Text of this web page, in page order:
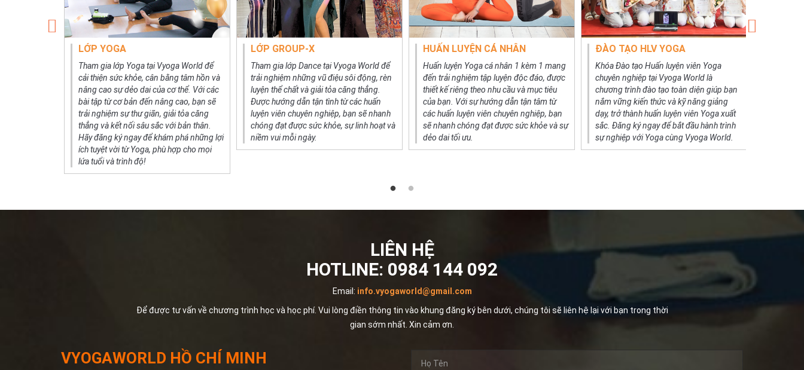
LỚP YOGA
Tham gia lớp Yoga tại Vyoga World để
cải thiện sức khỏe, cân bằng tâm hồn và
nâng cao sự dẻo dai của cơ thể. Với các
bài tập từ cơ bản đến nâng cao, bạn sẽ
trải nghiệm sự thư giãn, giải tỏa căng
thẳng và kết nối sâu sắc với bản thân.
Hãy đăng ký ngay để khám phá những lợi
ích tuyệt vời từ Yoga, phù hợp cho mọi
lứa tuổi và trình độ!
LỚP GROUP-X
Tham gia lớp Dance tại Vyoga World để
trải nghiệm những vũ điệu sôi động, rèn
luyện thể chất và giải tỏa căng thẳng.
Được hướng dẫn tận tình từ các huấn
luyện viên chuyên nghiệp, bạn sẽ nhanh
chóng đạt được sức khỏe, sự linh hoạt và
niềm vui mỗi ngày.
HUẤN LUYỆN CÁ NHÂN
Huấn luyện Yoga cá nhân 1 kèm 1 mang
đến trải nghiệm tập luyện độc đáo, được
thiết kế riêng theo nhu cầu và mục tiêu
của bạn. Với sự hướng dẫn tận tâm từ
các huấn luyện viên chuyên nghiệp, bạn
sẽ nhanh chóng đạt được sức khỏe và sự
dẻo dai tối ưu.
ĐÀO TẠO HLV YOGA
Khóa Đào tạo Huấn luyện viên Yoga
chuyên nghiệp tại Vyoga World là
chương trình đào tạo toàn diện giúp bạn
nắm vững kiến thức và kỹ năng giảng
dạy, trở thành huấn luyện viên Yoga xuất
sắc. Đăng ký ngay để bắt đầu hành trình
sự nghiệp với Yoga cùng Vyoga World.
LIÊN HỆ
HOTLINE: 0984 144 092
Email: info.vyogaworld@gmail.com
Để được tư vấn về chương trình học và học phí. Vui lòng điền thông tin vào khung đăng ký bên dưới, chúng tôi sẽ liên hệ lại với bạn trong thời
gian sớm nhất. Xin cảm ơn.
VYOGAWORLD HỒ CHÍ MINH